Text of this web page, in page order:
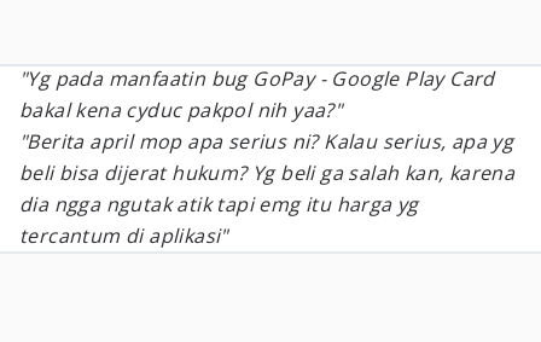
"Yg pada manfaatin bug GoPay - Google Play Card
bakal kena cyduc pakpol nih yaa?"
"Berita april mop apa serius ni? Kalau serius, apa yg
beli bisa dijerat hukum? Yg beli ga salah kan, karena
dia ngga ngutak atik tapi emg itu harga yg
tercantum di aplikasi"